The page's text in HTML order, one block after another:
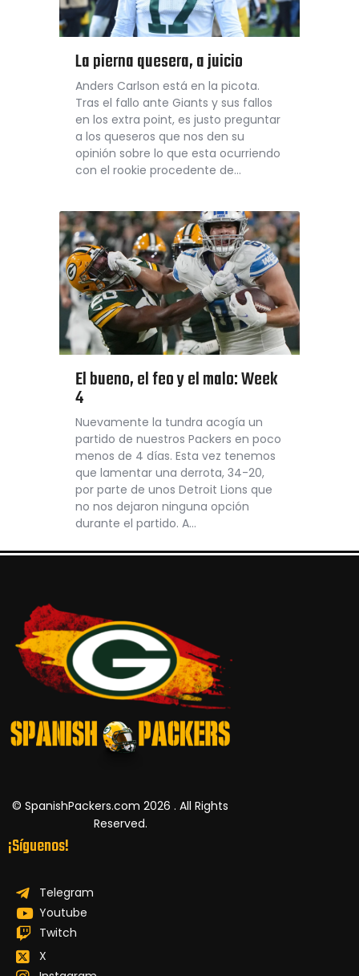
La pierna quesera, a juicio
Anders Carlson está en la picota.
Tras el fallo ante Giants y sus fallos
en los extra point, es justo preguntar
a los queseros que nos den su
opinión sobre lo que esta ocurriendo
con el rookie procedente de…
El bueno, el feo y el malo: Week
4
Nuevamente la tundra acogía un
partido de nuestros Packers en poco
menos de 4 días. Esta vez tenemos
que lamentar una derrota, 34-20,
por parte de unos Detroit Lions que
no nos dejaron ninguna opción
durante el partido. A…
© SpanishPackers.com 2026 . All Rights
Reserved.
¡Síguenos!
Telegram
Youtube
Twitch
X